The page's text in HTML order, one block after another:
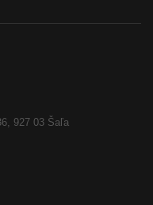
927 03 Šaľa